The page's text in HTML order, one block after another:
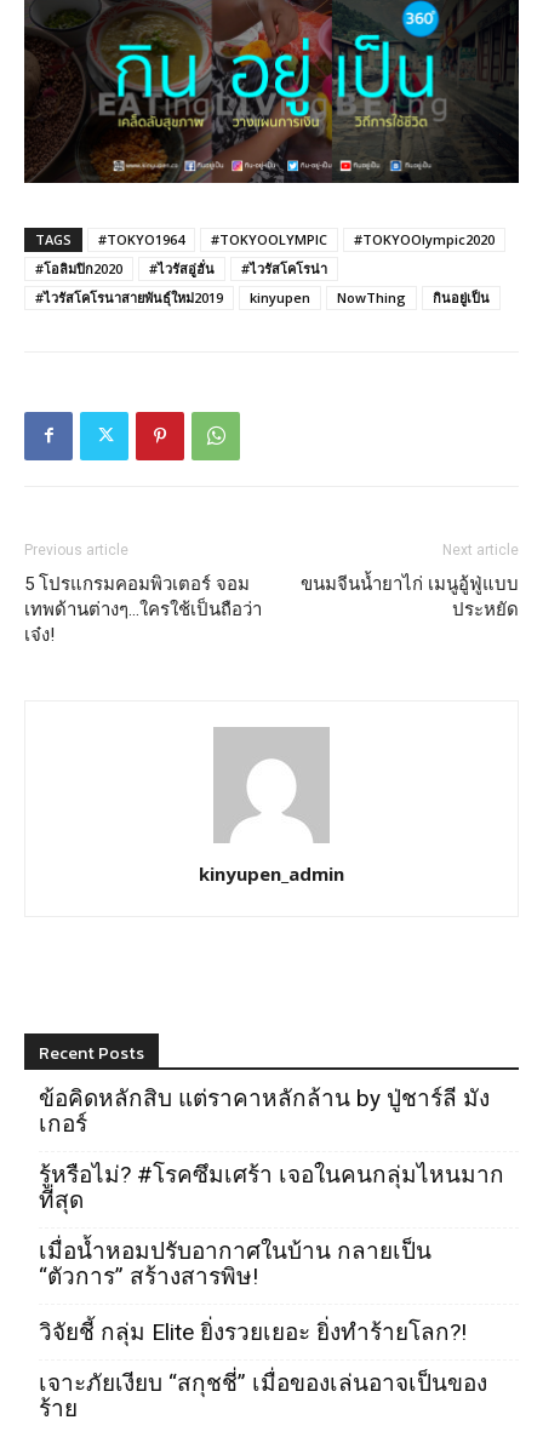
TAGS #TOKYO1964 #TOKYOOLYMPIC
#TOKYOOlympic2020
#โอลิมปิก2020
#ไวรัสอู่ฮั่น
#ไวรัสโคโรน่า
#ไวรัสโคโรนาสายพันธุ์ใหม่2019
kinyupen NowThing กินอยู่เป็น
Previous article
5 โปรแกรมคอมพิวเตอร์ จอม
เทพด้านต่างๆ…ใครใช้เป็นถือว่า
เจ๋ง!
Next article
ขนมจีนน้ำยาไก่ เมนูอู้ฟู่แบบ
ประหยัด
kinyupen_admin
Recent Posts
ข้อคิดหลักสิบ แต่ราคาหลักล้าน by ปู่ชาร์ลี มัง
เกอร์
รู้หรือไม่? #โรคซึมเศร้า เจอในคนกลุ่มไหนมาก
ที่สุด
เมื่อน้ำหอมปรับอากาศในบ้าน กลายเป็น
“ตัวการ” สร้างสารพิษ!
วิจัยชี้ กลุ่ม Elite ยิ่งรวยเยอะ ยิ่งทำร้ายโลก?!
เจาะภัยเงียบ “สกุชชี่” เมื่อของเล่นอาจเป็นของ
ร้าย